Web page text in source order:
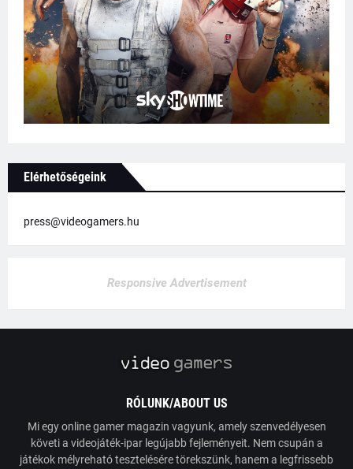
Elérhetőségeink
press@videogamers.hu
Responsive Advertisement
RÓLUNK/ABOUT US
Mi egy online gamer magazin vagyunk, amely szenvedélyesen
követi a videojáték-ipar legújabb fejleményeit. Nem csupán a
játékok mélyreható tesztelésére törekszünk, hanem a legfrissebb